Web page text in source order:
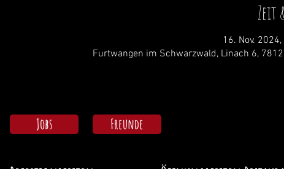
Zeit
16. Nov.
Furtwangen im Schwarzwald, Linach 6,
Jobs Freunde